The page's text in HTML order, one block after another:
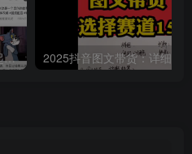
小说推文：曼波推文玩法，起号快，流量猛，一天收益1k+